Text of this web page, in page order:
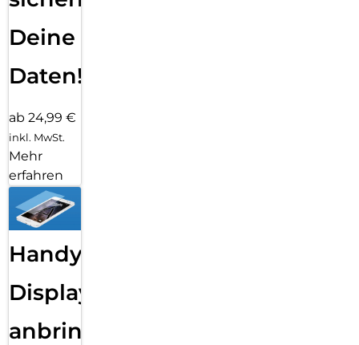
Deine
Daten!
ab 24,99 €
inkl. MwSt.
Mehr
erfahren
Handy
Displayfolie
anbringen